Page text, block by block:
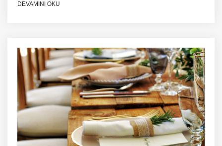
DEVAMINI OKU